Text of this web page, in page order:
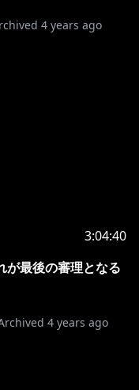
4 years ago
3:04:40
が最後の審理となる
4 years ago